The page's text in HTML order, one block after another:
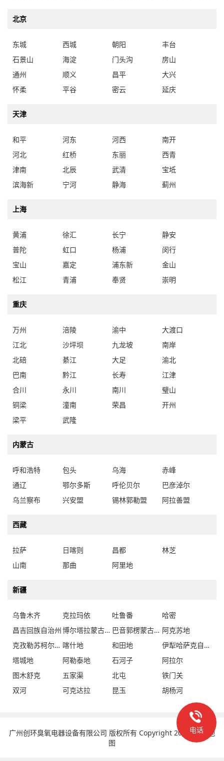
北京
东城 西城 朝阳
丰台
石景山
海淀 门头沟
房山
通州
顺义 昌平
大兴
怀柔
平谷 密云 延庆
天津
和平 河东 河西
南开
河北
红桥 东丽
西青
津南
北辰 武清
宝坻
滨海新
宁河 静海 蓟州
上海
黄浦 徐汇 长宁
静安
普陀
虹口 杨浦
闵行
宝山
嘉定 浦东新
金山
松江
青浦 奉贤 崇明
重庆
万州 涪陵 渝中
大渡口
江北
沙坪坝 九龙坡
南岸
北碚
綦江 大足
渝北
巴南
黔江 长寿
江津
合川
永川 南川
璧山
铜梁
潼南 荣昌
开州
梁平
武隆
内蒙古
呼和浩特 包头 乌海
赤峰
通辽
鄂尔多斯 呼伦贝尔
巴彦淖尔
乌兰察布
兴安盟 锡林郭勒盟 阿拉善盟
西藏
拉萨 日喀则 昌都
林芝
山南
那曲 阿里地
新疆
乌鲁木齐 克拉玛依 吐鲁番
哈密
昌吉回族自治州
博尔塔拉蒙古自治州 巴音郭楞蒙古自治州 阿克苏地
克孜勒苏柯尔克孜自治州 喀什地 和田地
伊犁哈萨克自治州
塔城地
阿勒泰地 石河子
阿拉尔
图木舒克
五家渠 北屯
铁门关
双河
可克达拉 昆玉 胡杨河
广州创环臭氧电器设备有限公司 版权所有 Copyright 2023网站地
图
电话